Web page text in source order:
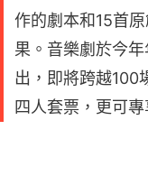
作的劇本和15首
果。音樂劇於今
出，即將跨越100
四人套票，更可